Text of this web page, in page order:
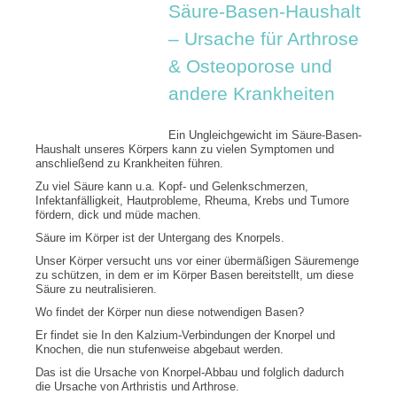
Säure-Basen-Haushalt
– Ursache für Arthrose
& Osteoporose und
andere Krankheiten
Ein Ungleichgewicht im Säure-Basen-
Haushalt unseres Körpers kann zu vielen Symptomen und
anschließend zu Krankheiten führen.
Zu viel Säure kann u.a. Kopf- und Gelenkschmerzen,
Infektanfälligkeit, Hautprobleme, Rheuma, Krebs und Tumore
fördern, dick und müde machen.
Säure im Körper ist der Untergang des Knorpels.
Unser Körper versucht uns vor einer übermäßigen Säuremenge
zu schützen, in dem er im Körper Basen bereitstellt, um diese
Säure zu neutralisieren.
Wo findet der Körper nun diese notwendigen Basen?
Er findet sie In den Kalzium-Verbindungen der Knorpel und
Knochen, die nun stufenweise abgebaut werden.
Das ist die Ursache von Knorpel-Abbau und folglich dadurch
die Ursache von Arthristis und Arthrose.